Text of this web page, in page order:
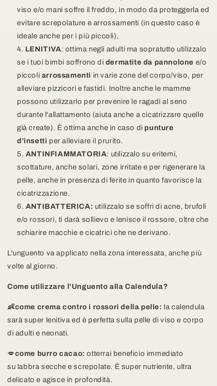
viso e/o mani soffre il freddo, in modo da proteggerla ed
evitare screpolature e arrossamenti (in questo caso è
ideale anche per i più piccoli),
LENITIVA: ottima negli adulti ma sopratutto utilizzalo
se i tuoi bimbi soffrono di dermatite da pannolone e/o
piccoli arrossamenti in varie zone del corpo/viso, per
alleviare pizzicori e fastidi. Inoltre anche le mamme
possono utilizzarlo per prevenire le ragadi al seno
durante l'allattamento (aiuta anche a cicatrizzare quelle
già create). È ottima anche in caso di punture
d’insetti per alleviare il prurito.
ANTINFIAMMATORIA: utilizzalo su eritemi,
scottature, anche solari, zone irritate e per rigenerare la
pelle, anche in presenza di ferite in quanto favorisce la
cicatrizzazione.
ANTIBATTERICA: utilizzalo se soffri di acne, brufoli
e/o rossori, ti darà sollievo e lenisce il rossore, oltre che
schiarire macchie e cicatrici che ne derivano.
L'unguento va applicato nella zona interessata, anche più
volte al giorno.
Come utilizzare l'Unguento alla Calendula?
👶come crema contro i rossori della pelle: la calendula
sarà super lenitiva ed è perfetta sulla pelle di viso e corpo
di adulti e neonati.
💋come burro cacao:otterrai beneficio immediato
su labbra secche e screpolate. È super nutriente, ultra
delicato e agisce in profondità.